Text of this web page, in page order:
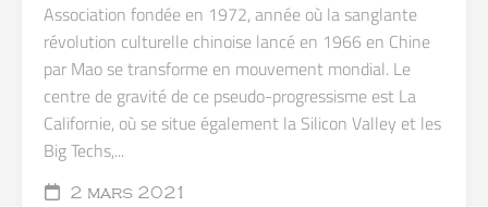
Association fondée en 1972, année où la sanglante
révolution culturelle chinoise lancé en 1966 en Chine
par Mao se transforme en mouvement mondial. Le
centre de gravité de ce pseudo-progressisme est La
Californie, où se situe également la Silicon Valley et les
Big Techs,...
2 mars 2021